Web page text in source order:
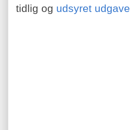
tidlig og udsyret udgave